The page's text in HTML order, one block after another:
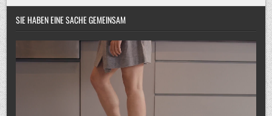
SIE HABEN EINE SACHE GEMEINSAM